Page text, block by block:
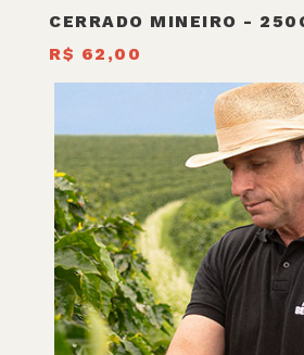
CERRADO MINEIRO -
R$ 62,00